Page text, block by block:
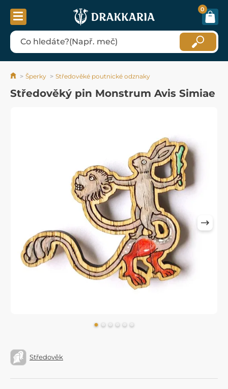
0
Šperky Středověké poutnické odznaky
Středověký pin Monstrum Avis Simiae
Středověk